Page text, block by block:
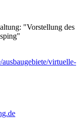
"Vorstellung des
virtuelle-